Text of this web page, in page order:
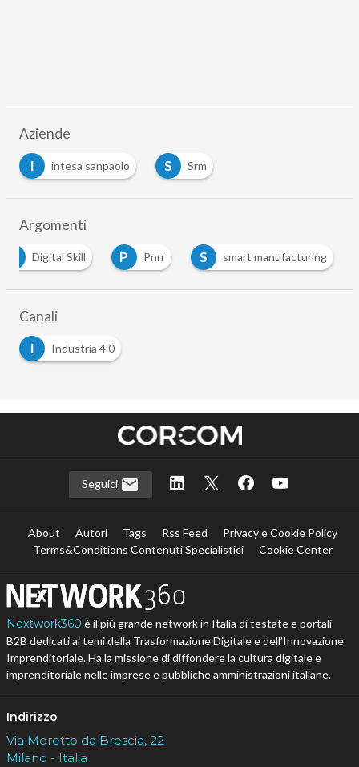
Aziende
I
intesa sanpaolo S Srm
Argomenti
Digital Skill P Pnrr S smart manufacturing
Canali
I
Industria 4.0
Seguici
About Autori Tags Rss Feed
Privacy e Cookie Policy
Terms&Conditions Contenuti Specialistici
Cookie Center
Nextwork360 è il più grande network in Italia di testate e portali
B2B dedicati ai temi della Trasformazione Digitale e dell’Innovazione
Imprenditoriale. Ha la missione di diffondere la cultura digitale e
imprenditoriale nelle imprese e pubbliche amministrazioni italiane.
Indirizzo
Via Moretto da Brescia, 22
Milano - Italia